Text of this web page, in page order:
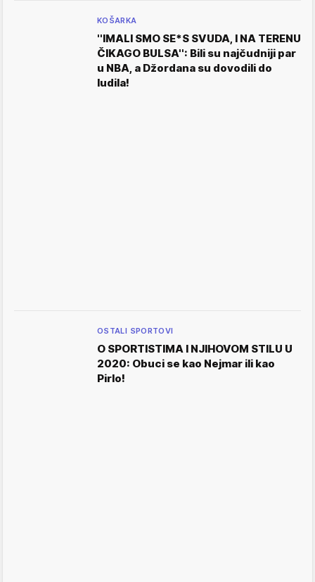
KOŠARKA
''IMALI SMO SE*S SVUDA, I NA TERENU
ČIKAGO BULSA'': Bili su najčudniji par
u NBA, a Džordana su dovodili do
ludila!
OSTALI SPORTOVI
O SPORTISTIMA I NJIHOVOM STILU U
2020: Obuci se kao Nejmar ili kao
Pirlo!